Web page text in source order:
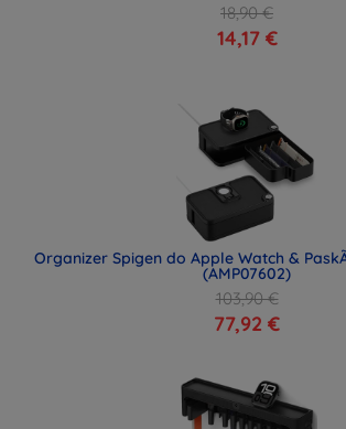
18,90 €
14,17 €
Organizer Spigen do Apple Watch &
(AMP07602)
103,90 €
77,92 €